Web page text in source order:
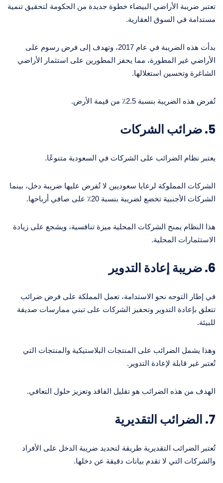
تعتبر ضريبة الأراضي البيضاء خطوة جديدة من الحكومة لتحقيق تنمية
مستدامة في السوق العقارية.
بدأت هذه الضريبة في عام 2017، وتهدف إلى فرض رسوم على
الأراضي غير المطورة، مما يحفز المطورين على استثمار الأراضي
الشاغرة وتحسين استغلالها.
تُفرض هذه الضريبة بنسبة 2.5٪ من قيمة الأرض.
5. ضرائب الشركات
يعتبر نظام الضرائب على الشركات في السعودية متنوعًا.
الشركات المملوكة لرعايا سعوديين لا تُفرض عليها ضريبة دخل، بينما
الشركات الأجنبية تخضع لضريبة بنسبة 20٪ على صافي أرباحها.
هذا النظام يمنح الشركات المحلية ميزة تنافسية، ويشجع على زيادة
الاستثمارات المحلية.
6. ضريبة إعادة التدوير
في إطار التوجه نحو الاستدامة، تعمل المملكة على فرض ضرائب
تتعلق بإعادة التدوير وتحفيز الشركات على تبني ممارسات صديقة
للبيئة.
وهذا يشمل الضرائب على المنتجات البلاستيكية والمنتجات التي
تُعتبر غير قابلة لإعادة التدوير.
الهدف من هذه الضرائب هو تقليل الفاقد وتعزيز حلول التعافي.
7. الضرائب التقديرية
تُعتبر الضرائب التقديرية طريقة لتحديد ضريبة الدخل على الأفراد
والشركات التي لا تقدم بيانات دقيقة عن دخلها.